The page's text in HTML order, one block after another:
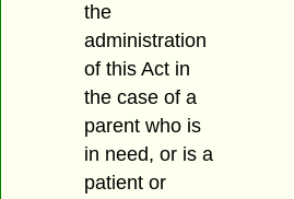
the
administration
of this Act in
the case of a
parent who is
in need, or is a
patient or